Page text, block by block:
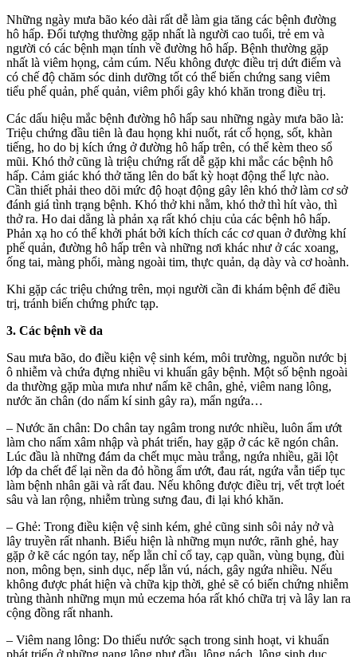
Những ngày mưa bão kéo dài rất dễ làm gia tăng các bệnh đường
hô hấp. Đối tượng thường gặp nhất là người cao tuổi, trẻ em và
người có các bệnh mạn tính về đường hô hấp. Bệnh thường gặp
nhất là viêm họng, cảm cúm. Nếu không được điều trị dứt điểm và
có chế độ chăm sóc dinh dưỡng tốt có thể biến chứng sang viêm
tiểu phế quản, phế quản, viêm phổi gây khó khăn trong điều trị.
Các dấu hiệu mắc bệnh đường hô hấp sau những ngày mưa bão là:
Triệu chứng đầu tiên là đau họng khi nuốt, rát cổ họng, sốt, khàn
tiếng, ho do bị kích ứng ở đường hô hấp trên, có thể kèm theo sổ
mũi. Khó thở cũng là triệu chứng rất dễ gặp khi mắc các bệnh hô
hấp. Cảm giác khó thở tăng lên do bất kỳ hoạt động thể lực nào.
Cần thiết phải theo dõi mức độ hoạt động gây lên khó thở làm cơ sở
đánh giá tình trạng bệnh. Khó thở khi nằm, khó thở thì hít vào, thì
thở ra. Ho dai dẳng là phản xạ rất khó chịu của các bệnh hô hấp.
Phản xạ ho có thể khởi phát bởi kích thích các cơ quan ở đường khí
phế quản, đường hô hấp trên và những nơi khác như ở các xoang,
ống tai, màng phổi, màng ngoài tim, thực quản, dạ dày và cơ hoành.
Khi gặp các triệu chứng trên, mọi người cần đi khám bệnh để điều
trị, tránh biến chứng phức tạp.
3. Các bệnh về da
Sau mưa bão, do điều kiện vệ sinh kém, môi trường, nguồn nước bị
ô nhiễm và chứa đựng nhiều vi khuẩn gây bệnh. Một số bệnh ngoài
da thường gặp mùa mưa như nấm kẽ chân, ghẻ, viêm nang lông,
nước ăn chân (do nấm kí sinh gây ra), mẩn ngứa…
– Nước ăn chân: Do chân tay ngâm trong nước nhiều, luôn ẩm ướt
làm cho nấm xâm nhập và phát triển, hay gặp ở các kẽ ngón chân.
Lúc đầu là những đám da chết mục màu trắng, ngứa nhiều, gãi lột
lớp da chết để lại nền da đỏ hồng ẩm ướt, đau rát, ngứa vẫn tiếp tục
làm bệnh nhân gãi và rất đau. Nếu không được điều trị, vết trợt loét
sâu và lan rộng, nhiễm trùng sưng đau, đi lại khó khăn.
– Ghẻ: Trong điều kiện vệ sinh kém, ghẻ cũng sinh sôi nảy nở và
lây truyền rất nhanh. Biểu hiện là những mụn nước, rãnh ghẻ, hay
gặp ở kẽ các ngón tay, nếp lằn chỉ cổ tay, cạp quần, vùng bụng, đùi
non, mông bẹn, sinh dục, nếp lằn vú, nách, gây ngứa nhiều. Nếu
không được phát hiện và chữa kịp thời, ghẻ sẽ có biến chứng nhiễm
trùng thành những mụn mủ eczema hóa rất khó chữa trị và lây lan ra
cộng đồng rất nhanh.
– Viêm nang lông: Do thiếu nước sạch trong sinh hoạt, vi khuẩn
phát triển ở những nang lông như đầu, lông nách, lông sinh dục,